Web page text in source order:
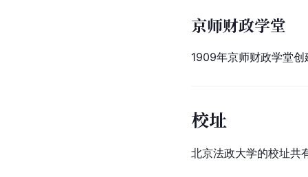
京师财政学堂
1909年京师财政学堂创
校址
北京法政大学的校址共